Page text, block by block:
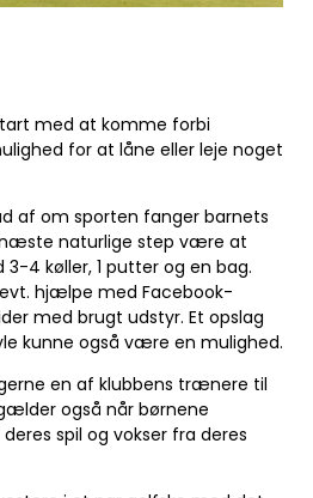
med at komme forbi
for at låne eller leje noget
af om sporten fanger barnets
næste naturlige step være at
4 køller, 1 putter og en bag.
hjælpe med Facebook-
med brugt udstyr. Et opslag
kunne også være en mulighed.
en af klubbens trænere til
også når børnene
spil og vokser fra deres